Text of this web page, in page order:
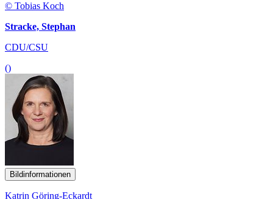
© Tobias Koch
Stracke, Stephan
CDU/CSU
()
Bildinformationen
Katrin Göring-Eckardt